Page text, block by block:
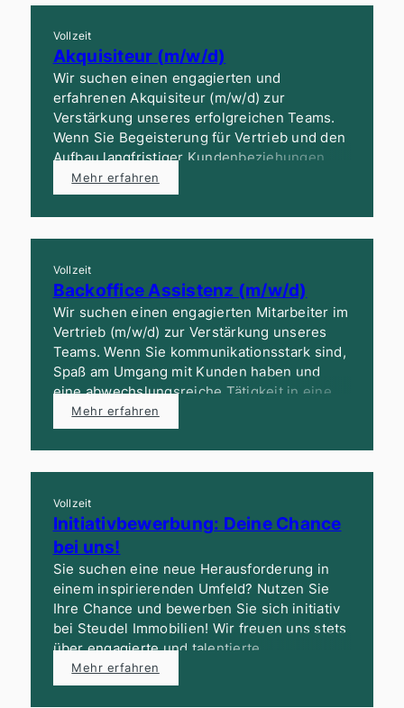
Vollzeit
Akquisiteur (m/w/d)
Wir suchen einen engagierten und
erfahrenen Akquisiteur (m/w/d) zur
Verstärkung unseres erfolgreichen Teams.
Wenn Sie Begeisterung für Vertrieb und den
Aufbau langfristiger Kundenbeziehungen
mitbringen, bieten wir Ihnen ein attraktives
Gehalt sowie ein modernes Arbeitsumfeld
mit vielfältigen Entwicklungsmöglichkeiten.
Bewerben Sie sich jetzt!
Mehr erfahren
Vollzeit
Backoffice Assistenz (m/w/d)
Wir suchen einen engagierten Mitarbeiter im
Vertrieb (m/w/d) zur Verstärkung unseres
Teams. Wenn Sie kommunikationsstark sind,
Spaß am Umgang mit Kunden haben und
eine abwechslungsreiche Tätigkeit in einem
dynamischen Umfeld suchen, freuen wir uns
auf Ihre Bewerbung!
Mehr erfahren
Vollzeit
Initiativbewerbung: Deine Chance
bei uns!
Sie suchen eine neue Herausforderung in
einem inspirierenden Umfeld? Nutzen Sie
Ihre Chance und bewerben Sie sich initiativ
bei Steudel Immobilien! Wir freuen uns stets
über engagierte und talentierte
Persönlichkeiten, die unser Team mit ihrem
Können bereichern möchten.
Mehr erfahren